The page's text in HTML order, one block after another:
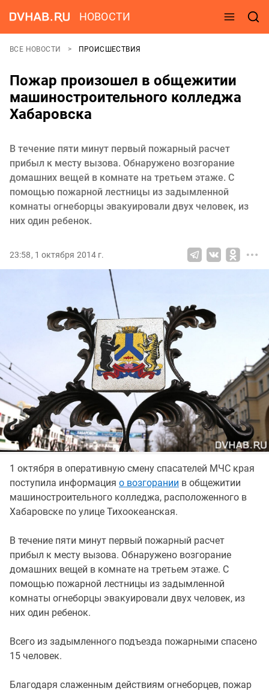
НОВОСТИ
ВСЕ НОВОСТИ ПРОИСШЕСТВИЯ
Пожар произошел в общежитии
машиностроительного колледжа
Хабаровска
В течение пяти минут первый пожарный расчет
прибыл к месту вызова. Обнаружено возгорание
домашних вещей в комнате на третьем этаже. С
помощью пожарной лестницы из задымленной
комнаты огнеборцы эвакуировали двух человек, из
них один ребенок.
23:58, 1 октября 2014 г.
1 октября в оперативную смену спасателей МЧС края
поступила информация о возгорании в общежитии
машиностроительного колледжа, расположенного в
Хабаровске по улице Тихоокеанская.
В течение пяти минут первый пожарный расчет
прибыл к месту вызова. Обнаружено возгорание
домашних вещей в комнате на третьем этаже. С
помощью пожарной лестницы из задымленной
комнаты огнеборцы эвакуировали двух человек, из
них один ребенок.
Всего из задымленного подъезда пожарными спасено
15 человек.
Благодаря слаженным действиям огнеборцев, пожар